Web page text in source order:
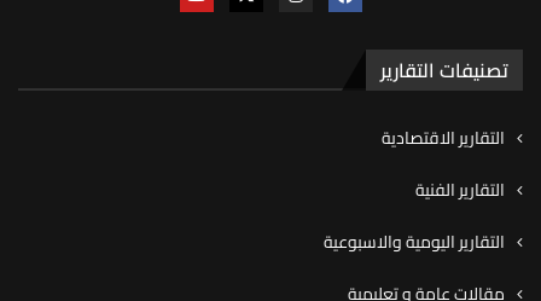
تصنيفات التقارير
التقارير الاقتصادية
التقارير الفنية
التقارير اليومية والاسبوعية
مقالات عامة و تعليمية